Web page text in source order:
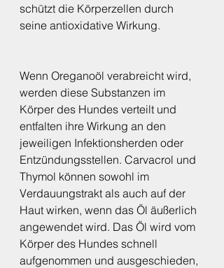
schützt die Körperzellen durch
seine antioxidative Wirkung.
Wenn Oreganoöl verabreicht wird,
werden diese Substanzen im
Körper des Hundes verteilt und
entfalten ihre Wirkung an den
jeweiligen Infektionsherden oder
Entzündungsstellen. Carvacrol und
Thymol können sowohl im
Verdauungstrakt als auch auf der
Haut wirken, wenn das Öl äußerlich
angewendet wird. Das Öl wird vom
Körper des Hundes schnell
aufgenommen und ausgeschieden,